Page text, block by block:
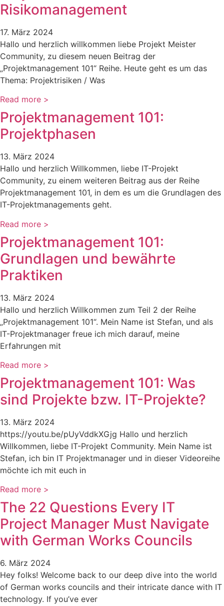
Risikomanagement
17. März 2024
Hallo und herzlich willkommen liebe Projekt Meister
Community, zu diesem neuen Beitrag der
„Projektmanagement 101“ Reihe. Heute geht es um das
Thema: Projektrisiken / Was
Read more >
Projektmanagement 101:
Projektphasen
13. März 2024
Hallo und herzlich Willkommen, liebe IT-Projekt
Community, zu einem weiteren Beitrag aus der Reihe
Projektmanagement 101, in dem es um die Grundlagen des
IT-Projektmanagements geht.
Read more >
Projektmanagement 101:
Grundlagen und bewährte
Praktiken
13. März 2024
Hallo und herzlich Willkommen zum Teil 2 der Reihe
„Projektmanagement 101“. Mein Name ist Stefan, und als
IT-Projektmanager freue ich mich darauf, meine
Erfahrungen mit
Read more >
Projektmanagement 101: Was
sind Projekte bzw. IT-Projekte?
13. März 2024
https://youtu.be/pUyVddkXGjg Hallo und herzlich
Willkommen, liebe IT-Projekt Community. Mein Name ist
Stefan, ich bin IT Projektmanager und in dieser Videoreihe
möchte ich mit euch in
Read more >
The 22 Questions Every IT
Project Manager Must Navigate
with German Works Councils
6. März 2024
Hey folks! Welcome back to our deep dive into the world
of German works councils and their intricate dance with IT
technology. If you’ve ever